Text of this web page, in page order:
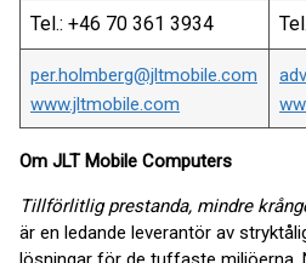
Tel.: +46 70 361 3934
per.holmberg@jltmobile.com
www.jltmobile.com
Om JLT Mobile Computers
Tillförlitlig prestanda, mindre
är en ledande leverantör av